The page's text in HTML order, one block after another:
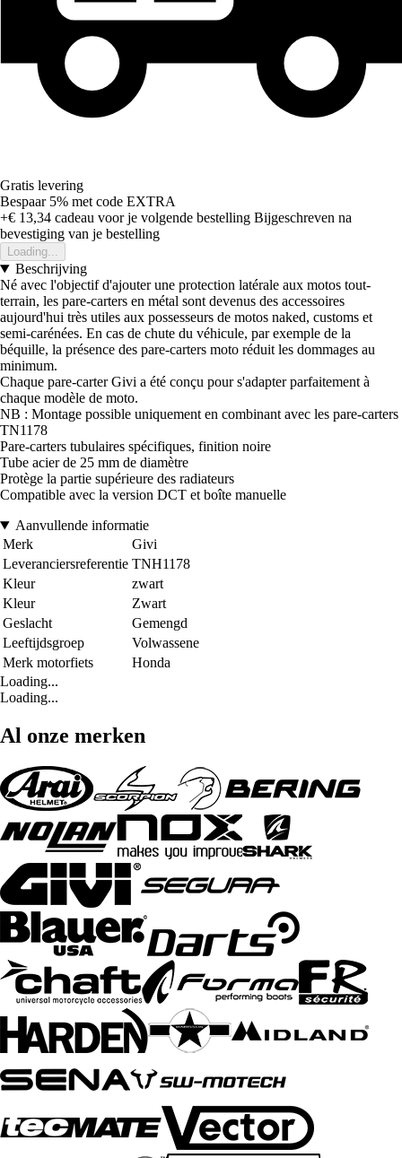
Gratis levering
Bespaar 5% met code EXTRA
+€ 13,34 cadeau voor je volgende bestelling Bijgeschreven na
bevestiging van je bestelling
Loading...
Beschrijving
Né avec l'objectif d'ajouter une protection latérale aux motos tout-
terrain, les pare-carters en métal sont devenus des accessoires
aujourd'hui très utiles aux possesseurs de motos naked, customs et
semi-carénées. En cas de chute du véhicule, par exemple de la
béquille, la présence des pare-carters moto réduit les dommages au
minimum.
Chaque pare-carter Givi a été conçu pour s'adapter parfaitement à
chaque modèle de moto.
NB : Montage possible uniquement en combinant avec les pare-carters
TN1178
Pare-carters tubulaires spécifiques, finition noire
Tube acier de 25 mm de diamètre
Protège la partie supérieure des radiateurs
Compatible avec la version DCT et boîte manuelle
Aanvullende informatie
Merk
Givi
Leveranciersreferentie TNH1178
Kleur
zwart
Kleur
Zwart
Geslacht
Gemengd
Leeftijdsgroep
Volwassene
Merk motorfiets
Honda
Loading...
Loading...
Al onze merken